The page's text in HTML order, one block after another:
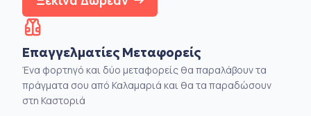
Επαγγελματίες Μεταφορείς
Ένα φορτηγό και δύο μεταφορείς θα παραλάβουν τα
πράγματα σου από Καλαμαριά και θα τα παραδώσουν
στη Καστοριά